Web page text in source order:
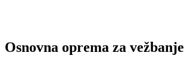
Osnovna oprema za vežbanje